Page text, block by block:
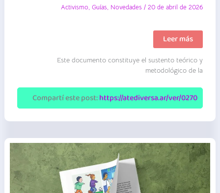
Activismo,Guías, Novedades /20 de abril de 2026
Matriz
de
|
Ministerio
las
Mujeres,
Políticas
de
y
Sexual
GBA
|
Guía
conceptual
Leer más
Este documento constituye el sustento teórico y
metodológico de la
Compartí este post:https://atediversa.ar/ver/0270